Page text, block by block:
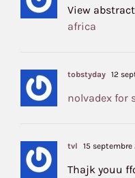
View
africa
tobstyday 12
nolvadex for
tvl 15
Thajk youu